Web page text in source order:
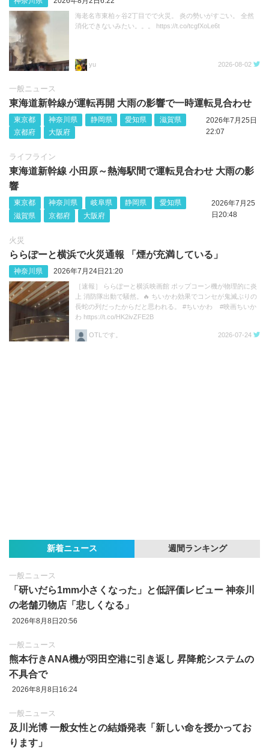
海老名市東柏ヶ谷2丁目でで火災。 炎の勢いがすごい。 全然
消化できないみたい。。。 https://t.co/tcgfXoLe6t
yu 2026-08-02
一般ニュース
東海道新幹線が運転再開 大雨の影響で一時運転見合わせ
東京都 神奈川県 静岡県 愛知県
滋賀県
京都府
大阪府
2026年7月25日
22:07
ライフライン
東海道新幹線 小田原～熱海駅間で運転見合わせ 大雨の影
響
東京都 神奈川県 岐阜県 静岡県
愛知県
滋賀県
京都府 大阪府
2026年7月25
日20:48
火災
ららぽーと横浜で火災通報 「煙が充満している」
神奈川県 2026年7月24日21:20
［速報］ ららぽーと横浜映画館 ポップコーン機が物理的に炎
上 消防隊出動で騒然。🔥 ちいかわ効果でコンセが鬼滅ぶりの
長蛇の列だったからだと思われる。 #ちいかわ #映画ちいか
わ https://t.co/HK2ivZFE2B
OTLです。 2026-07-24
新着ニュース 週間ランキング
一般ニュース
「研いだら1mm小さくなった」と低評価レビュー 神奈川
の老舗刃物店「悲しくなる」
2026年8月8日20:56
一般ニュース
熊本行きANA機が羽田空港に引き返し 昇降舵システムの
不具合で
2026年8月8日16:24
一般ニュース
及川光博 一般女性との結婚発表「新しい命を授かってお
ります」